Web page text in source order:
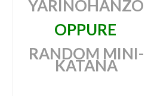
YARINOHANZO
OPPURE
RANDOM MINI-
KATANA